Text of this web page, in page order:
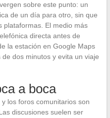
sobre este punto: un
de un día para otro, sin que
plataformas. El medio más
directa antes de
la estación en Google Maps
dos minutos y evita un viaje
a boca
los foros comunitarios son
discusiones suelen ser